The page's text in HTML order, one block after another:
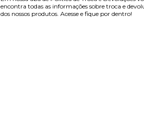
encontra todas as informações sobre troca e
dos nossos produtos. Acesse e fique por dentro!